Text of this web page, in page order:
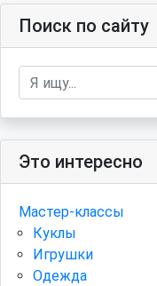
Поиск по сайту
Это интересно
Мастер-классы
Куклы
Игрушки
Одежда